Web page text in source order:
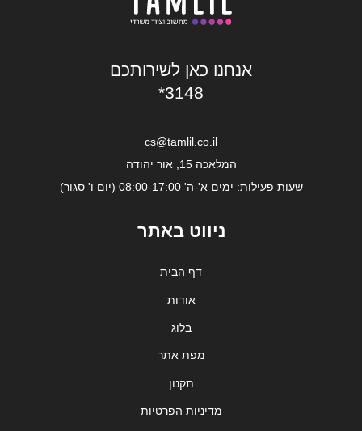
אנחנו כאן לשירותכם
*3148
cs@tamlil.co.il
המלאכה 15, אור יהודה
שעות פעילות: ימים א'-ה' 08:00-17:00 (יום ו' סגור)
ניווט באתר
דף הבית
אודות
בלוג
מפת אתר
תקנון
מדיניות הפרטיות